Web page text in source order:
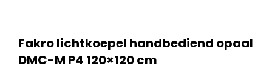
Fakro lichtkoepel handbediend opaal
DMC-M P4 120×120 cm